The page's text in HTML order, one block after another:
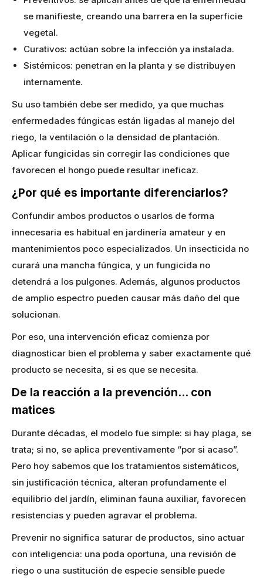
se manifieste, creando una barrera en la superficie
vegetal.
Curativos: actúan sobre la infección ya instalada.
Sistémicos: penetran en la planta y se distribuyen
internamente.
Su uso también debe ser medido, ya que muchas
enfermedades fúngicas están ligadas al manejo del
riego, la ventilación o la densidad de plantación.
Aplicar fungicidas sin corregir las condiciones que
favorecen el hongo puede resultar ineficaz.
¿Por qué es importante diferenciarlos?
Confundir ambos productos o usarlos de forma
innecesaria es habitual en jardinería amateur y en
mantenimientos poco especializados. Un insecticida no
curará una mancha fúngica, y un fungicida no
detendrá a los pulgones. Además, algunos productos
de amplio espectro pueden causar más daño del que
solucionan.
Por eso, una intervención eficaz comienza por
diagnosticar bien el problema y saber exactamente qué
producto se necesita, si es que se necesita.
De la reacción a la prevención… con
matices
Durante décadas, el modelo fue simple: si hay plaga, se
trata; si no, se aplica preventivamente “por si acaso”.
Pero hoy sabemos que los tratamientos sistemáticos,
sin justificación técnica, alteran profundamente el
equilibrio del jardín, eliminan fauna auxiliar, favorecen
resistencias y pueden agravar el problema.
Prevenir no significa saturar de productos, sino actuar
con inteligencia: una poda oportuna, una revisión de
riego o una sustitución de especie sensible puede